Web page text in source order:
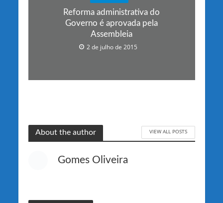
Reforma administrativa do
Governo é aprovada pela
Assembleia
2 de julho de 2015
About the author VIEW ALL POSTS
Gomes Oliveira